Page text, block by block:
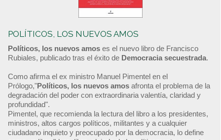
POLÍTICOS, LOS NUEVOS AMOS
Políticos, los nuevos amos es el nuevo libro de Francisco
Rubiales, publicado tras el éxito de Democracia secuestrada.
Como afirma el ex ministro Manuel Pimentel en el
Prólogo,"Políticos, los nuevos amos afronta el problema de la
degradación del poder con extraordinaria valentía, claridad y
profundidad".
Pimentel, que recomienda la lectura del libro a los presidentes,
ministros, altos cargos políticos, militantes y a cualquier
ciudadano inquieto y preocupado por la democracia, lo define